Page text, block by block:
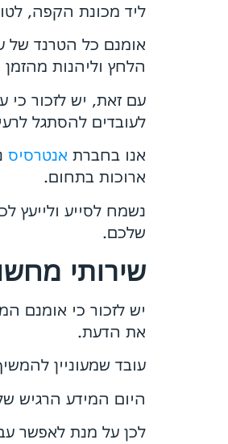
ליד מכונת הקפה,
אומנם כל הטרנד של
הלחץ וליהנות מהזמן
עם זאת, יש לזכור
לעובדים להסתגל
אנו בחברת אנטרסיס
ארוכות בתחום.
נשמח לסייע ולייעץ
שלכם.
שירותי
יש לזכור כי אומנם
את הדעת.
עובד שמעוניין
היום המידע הרגיש
לכן על מנת לאפשר